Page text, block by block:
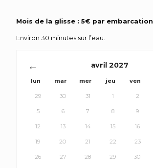
Mois de la glisse : 5€ par embarcation
Environ 30 minutes sur l’eau.
avril 2027
lun mar mer jeu ven
29 30 31 1 2
5 6 7 8 9
12 13 14 15 16
19 20 21 22 23
26 27 28 29 30